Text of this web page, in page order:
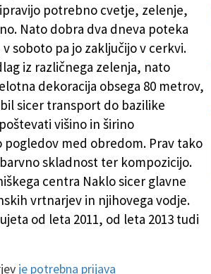
potrebno cvetje, zelenje,
Nato dobra dva dneva poteka
soboto pa jo zaključijo v cerkvi.
iz različnega zelenja, nato
dekoracija obsega 80 metrov,
sicer transport do bazilike
višino in širino
pogledov med obredom. Prav tako
skladnost ter kompozicijo.
centra Naklo sicer glavne
vrtnarjev in njihovega vodje.
od leta 2011, od leta 2013 tudi
je potrebna prijava